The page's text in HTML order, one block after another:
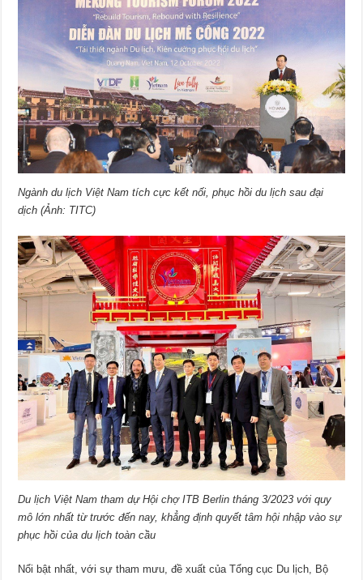
Ngành du lịch Việt Nam tích cực kết nối, phục hồi du lịch sau đại
dịch (Ảnh: TITC)
Du lịch Việt Nam tham dự Hội chợ ITB Berlin tháng 3/2023 với quy
mô lớn nhất từ trước đến nay, khẳng định quyết tâm hội nhập vào sự
phục hồi của du lịch toàn cầu
Nổi bật nhất, với sự tham mưu, đề xuất của Tổng cục Du lịch, Bộ